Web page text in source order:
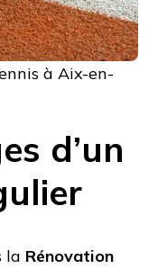
à Aix-en-
d’un
la Rénovation